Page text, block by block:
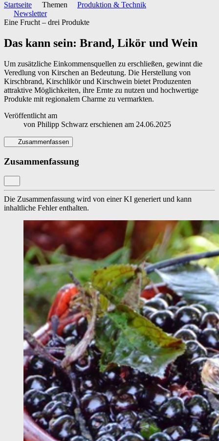
Startseite Themen
Produktion & Technik
Newsletter
Eine Frucht – drei Produkte
Das kann sein: Brand, Likör und Wein
Um zusätzliche Einkommensquellen zu erschließen, gewinnt die
Veredlung von Kirschen an Bedeutung. Die Herstellung von
Kirschbrand, Kirschlikör und Kirschwein bietet Produzenten
attraktive Möglichkeiten, ihre Ernte zu nutzen und hochwertige
Produkte mit regionalem Charme zu vermarkten.
Veröffentlicht am
von Philipp Schwarz erschienen am 24.06.2025
Zusammenfassen
Zusammenfassung
Die Zusammenfassung wird von einer KI generiert und kann
inhaltliche Fehler enthalten.